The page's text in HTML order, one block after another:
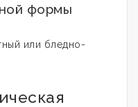
формы
или бледно-